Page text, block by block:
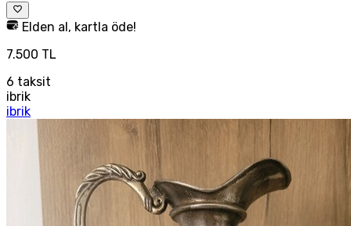
Elden al, kartla öde!
7.500 TL
6 taksit
ibrik
ibrik